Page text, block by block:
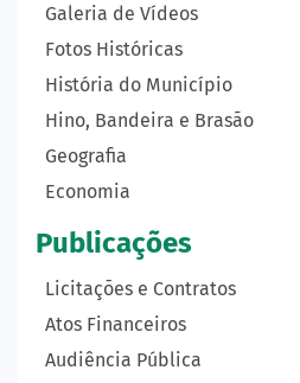
Galeria de Vídeos
Fotos Históricas
História do Município
Hino, Bandeira e Brasão
Geografia
Economia
Publicações
Licitações e Contratos
Atos Financeiros
Audiência Pública